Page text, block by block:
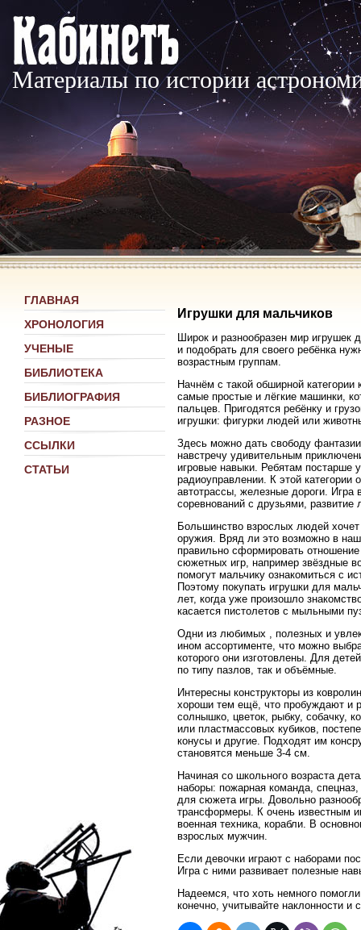
Материалы по истории
ГЛАВНАЯ
ХРОНОЛОГИЯ
УЧЕНЫЕ
БИБЛИОТЕКА
БИБЛИОГРАФИЯ
РАЗНОЕ
ССЫЛКИ
СТАТЬИ
Игрушки для мальчиков
Широк и разнообразен мир игрушек
и подобрать для своего ребёнка
возрастным группам.
Начнём с такой обширной
самые простые и лёгкие машинки,
пальцев. Пригодятся ребёнку и
игрушки: фигурки людей или
Здесь можно дать свободу
навстречу удивительным
игровые навыки. Ребятам постарше
радиоуправлении. К этой
автотрассы, железные дороги.
соревнований с друзьями, развитие
Большинство взрослых людей
оружия. Вряд ли это возможно в
правильно сформировать
сюжетных игр, например звёздные
помогут мальчику ознакомиться с
Поэтому покупать игрушки для
лет, когда уже произошло
касается пистолетов с мыльными
Одни из любимых , полезных и
ином ассортименте, что можно
которого они изготовлены. Для
по типу пазлов, так и объёмные.
Интересны конструкторы из
хороши тем ещё, что пробуждают и
солнышко, цветок, рыбку, собачку,
или пластмассовых кубиков,
конусы и другие. Подходят им
становятся меньше 3-4 см.
Начиная со школьного возраста
наборы: пожарная команда,
для сюжета игры. Довольно
трансформеры. К очень известным
военная техника, корабли. В
взрослых мужчин.
Если девочки играют с наборами
Игра с ними развивает полезные
Надеемся, что хоть немного
конечно, учитывайте наклонности и